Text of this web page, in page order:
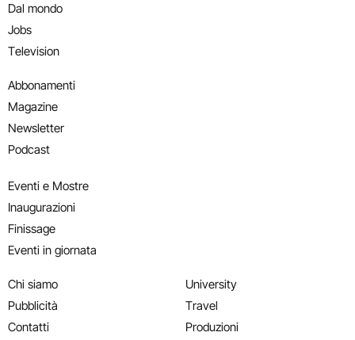
Dal mondo
Jobs
Television
Abbonamenti
Magazine
Newsletter
Podcast
Eventi e Mostre
Inaugurazioni
Finissage
Eventi in giornata
Chi siamo
Pubblicità
Contatti
University
Travel
Produzioni